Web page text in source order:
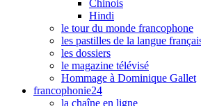
Chinois
Hindi
le tour du monde francophone
les pastilles de la langue
les dossiers
le magazine télévisé
Hommage à Dominique Gallet
francophonie24
la chaîne en ligne